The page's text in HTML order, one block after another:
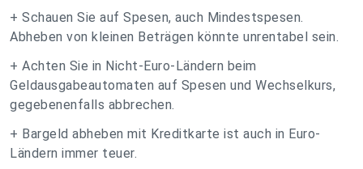
+ Schauen Sie auf Spesen, auch Mindestspesen.
Abheben von kleinen Beträgen könnte unrentabel sein.
+ Achten Sie in Nicht-Euro-Ländern beim
Geldausgabeautomaten auf Spesen und Wechselkurs,
gegebenenfalls abbrechen.
+ Bargeld abheben mit Kreditkarte ist auch in Euro-
Ländern immer teuer.